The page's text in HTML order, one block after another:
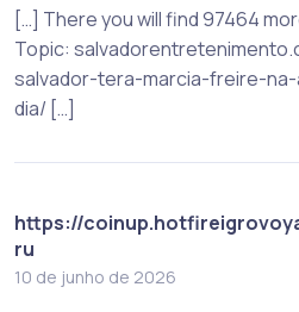
[…] There you will find 97464
Topic:
salvador-tera-marcia-freire-
dia/ […]
https://
ru
10 de junho de 2026